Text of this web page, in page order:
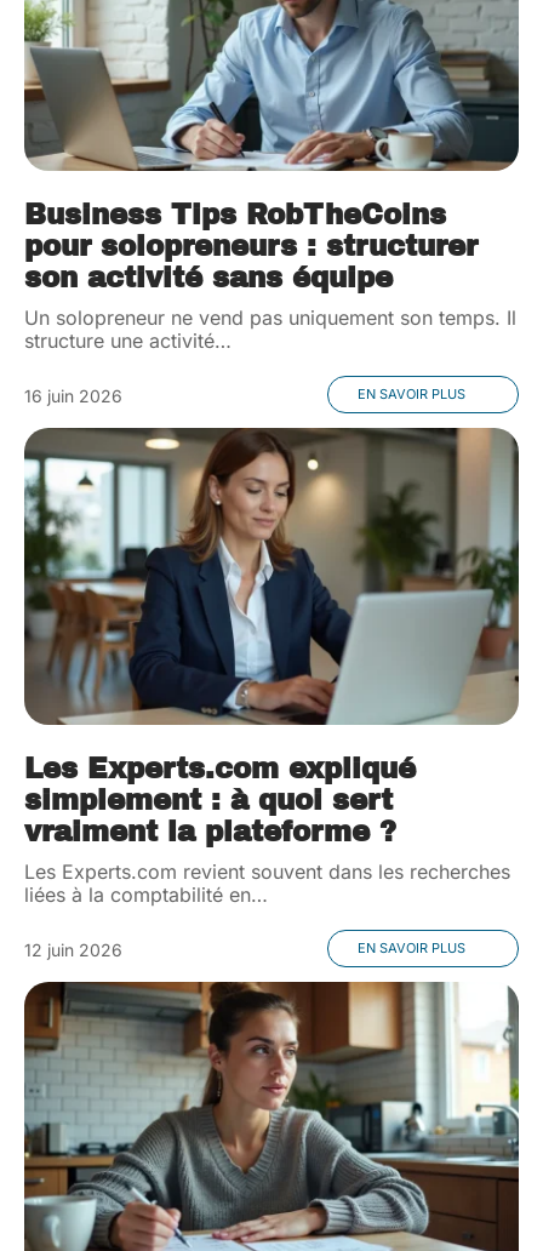
Business Tips RobTheCoins
pour solopreneurs : structurer
son activité sans équipe
Un solopreneur ne vend pas uniquement son temps. Il
structure une activité…
16 juin 2026 EN SAVOIR PLUS
Les Experts.com expliqué
simplement : à quoi sert
vraiment la plateforme ?
Les Experts.com revient souvent dans les recherches
liées à la comptabilité en…
12 juin 2026 EN SAVOIR PLUS